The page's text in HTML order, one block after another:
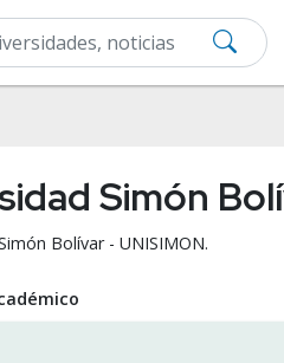
Simón
Bolívar - UNISIMON.